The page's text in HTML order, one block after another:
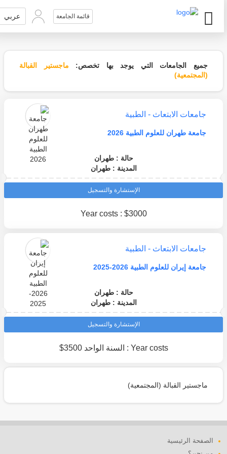
قائمة الجامعة عربي
جميع الجامعات التي يوجد بها تخصص:
ماجستير القبالة
(المجتمعية)
جامعات الابتعاث - الطبية
جامعة طهران للعلوم الطبية 2026
حالة : طهران
المدينة : طهران
الإستشارة والتسجيل
Year costs : $3000
جامعات الابتعاث - الطبية
جامعة إيران للعلوم الطبية 2026-2025
حالة : طهران
المدينة : طهران
الإستشارة والتسجيل
Year costs : السنة الواحد 3500$
ماجستير القبالة (المجتمعية)
الصفحة الرئيسية